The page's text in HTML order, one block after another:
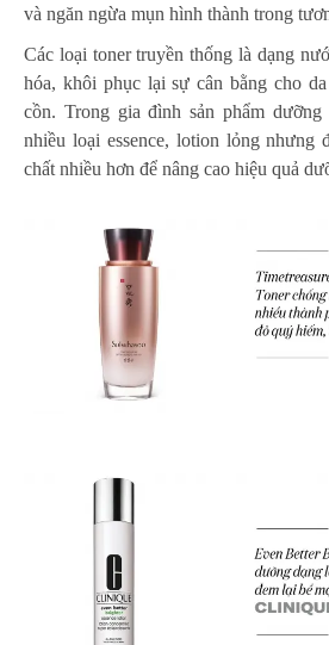
và ngăn ngừa mụn hình thành trong
Các loại toner truyền thống là dạng
hóa, khôi phục lại sự cân bằng cho
cồn. Trong gia đình sản phẩm
nhiều loại essence, lotion lỏng nhưng
chất nhiều hơn để nâng cao hiệu quả